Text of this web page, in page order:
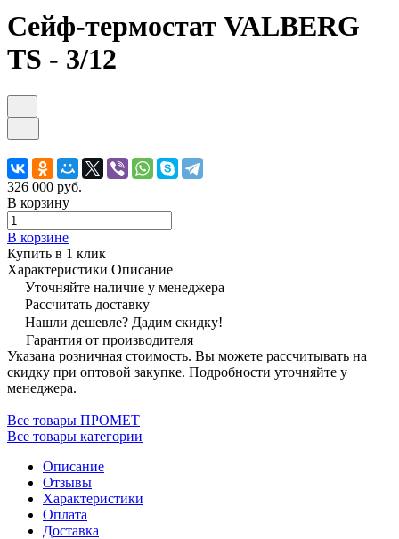
Сейф-термостат VALBERG
TS - 3/12
326 000 руб.
В корзину
В корзине
Купить в 1 клик
Характеристики Описание
Уточняйте наличие у менеджера
Рассчитать доставку
Нашли дешевле? Дадим скидку!
Гарантия от производителя
Указана розничная стоимость. Вы можете рассчитывать на
скидку при оптовой закупке. Подробности уточняйте у
менеджера.
Все товары ПРОМЕТ
Все товары категории
Описание
Отзывы
Характеристики
Оплата
Доставка